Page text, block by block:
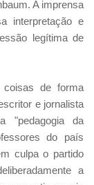
A imprensa
interpretação e
legítima de
de forma
e jornalista
"pedagogia da
do país
culpa o partido
a